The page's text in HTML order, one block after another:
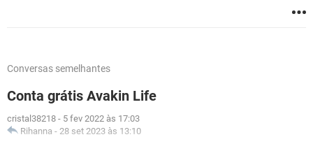
Conversas semelhantes
Conta grátis Avakin Life
cristal38218 - 5 fev 2022 às 17:03
Rihanna - 28 set 2023 às 13:10